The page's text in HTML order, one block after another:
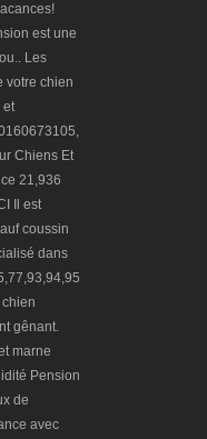
est une
Les
votre chien
et
Chiens Et
21,936
Il est
coussin
dans
gênant.
marne
Pension
de
avec